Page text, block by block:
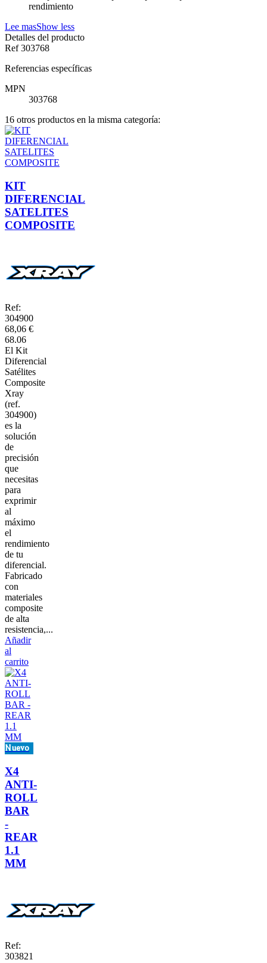
rendimiento
Lee masShow less
Detalles del producto
Ref303768
Referencias específicas
MPN
303768
16 otros productos en la misma categoría:
KIT
DIFERENCIAL
SATELITES
COMPOSITE
Ref:
304900
68,06 €
68.06
El Kit
Diferencial
Satélites
Composite
Xray
(ref.
304900)
es la
solución
de
precisión
que
necesitas
para
exprimir
al
máximo
el
rendimiento
de tu
diferencial.
Fabricado
con
materiales
composite
de alta
resistencia,...
Añadir
al
carrito
Nuevo
X4
ANTI-
ROLL
BAR
-
REAR
1.1
MM
Ref:
303821